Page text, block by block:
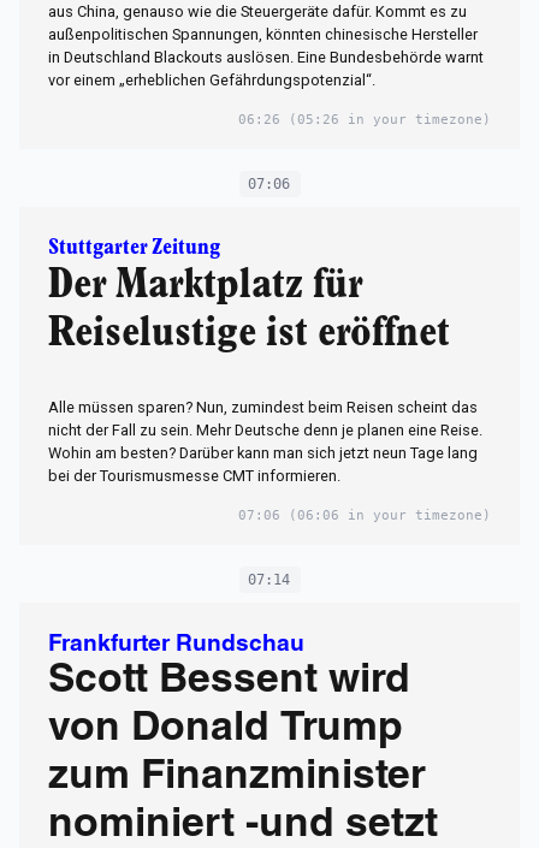
aus China, genauso wie die Steuergeräte dafür. Kommt es zu
außenpolitischen Spannungen, könnten chinesische Hersteller
in Deutschland Blackouts auslösen. Eine Bundesbehörde warnt
vor einem „erheblichen Gefährdungspotenzial“.
06:26 (05:26 in your timezone)
07:06
Stuttgarter Zeitung
Der Marktplatz für
Reiselustige ist eröffnet
Alle müssen sparen? Nun, zumindest beim Reisen scheint das
nicht der Fall zu sein. Mehr Deutsche denn je planen eine Reise.
Wohin am besten? Darüber kann man sich jetzt neun Tage lang
bei der Tourismusmesse CMT informieren.
07:06 (06:06 in your timezone)
07:14
Frankfurter Rundschau
Scott Bessent wird
von Donald Trump
zum Finanzminister
nominiert -und setzt